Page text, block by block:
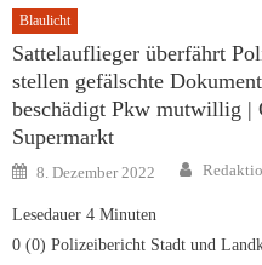
Blaulicht
Sattelauflieger überfährt
stellen gefälschte
beschädigt Pkw mutwillig |
Supermarkt
Posted
on
8. Dezember 2022 Author
Lesedauer 4 Minuten
0 (0) Polizeibericht Stadt und